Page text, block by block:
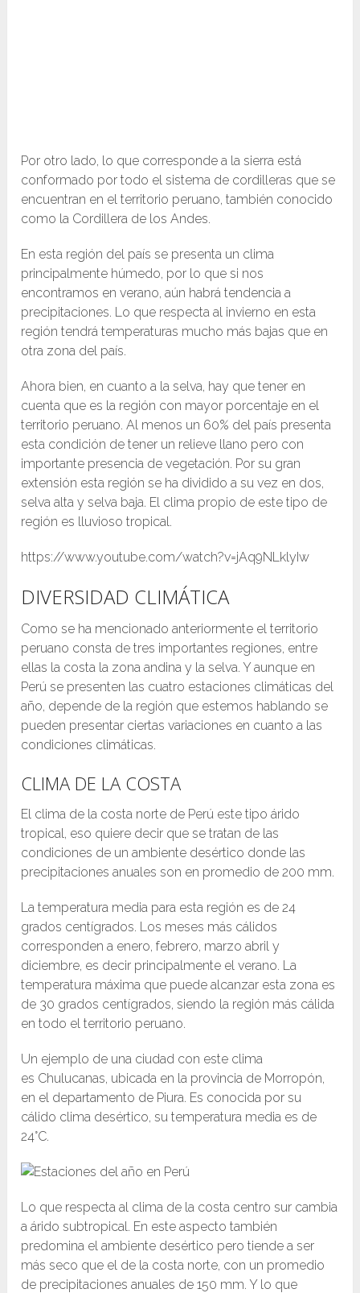
Por otro lado, lo que corresponde a la sierra está
conformado por todo el sistema de cordilleras que se
encuentran en el territorio peruano, también conocido
como la Cordillera de los Andes.
En esta región del país se presenta un clima
principalmente húmedo, por lo que si nos
encontramos en verano, aún habrá tendencia a
precipitaciones. Lo que respecta al invierno en esta
región tendrá temperaturas mucho más bajas que en
otra zona del país.
Ahora bien, en cuanto a la selva, hay que tener en
cuenta que es la región con mayor porcentaje en el
territorio peruano. Al menos un 60% del país presenta
esta condición de tener un relieve llano pero con
importante presencia de vegetación. Por su gran
extensión esta región se ha dividido a su vez en dos,
selva alta y selva baja. El clima propio de este tipo de
región es lluvioso tropical.
https://www.youtube.com/watch?v=jAq9NLklyIw
DIVERSIDAD CLIMÁTICA
Como se ha mencionado anteriormente el territorio
peruano consta de tres importantes regiones, entre
ellas la costa la zona andina y la selva. Y aunque en
Perú se presenten las cuatro estaciones climáticas del
año, depende de la región que estemos hablando se
pueden presentar ciertas variaciones en cuanto a las
condiciones climáticas.
CLIMA DE LA COSTA
El clima de la costa norte de Perú este tipo árido
tropical, eso quiere decir que se tratan de las
condiciones de un ambiente desértico donde las
precipitaciones anuales son en promedio de 200 mm.
La temperatura media para esta región es de 24
grados centígrados. Los meses más cálidos
corresponden a enero, febrero, marzo abril y
diciembre, es decir principalmente el verano. La
temperatura máxima que puede alcanzar esta zona es
de 30 grados centígrados, siendo la región más cálida
en todo el territorio peruano.
Un ejemplo de una ciudad con este clima
es Chulucanas, ubicada en la provincia de Morropón,
en el departamento de Piura. Es conocida por su
cálido clima desértico, su temperatura media es de
24°C.
Lo que respecta al clima de la costa centro sur cambia
a árido subtropical. En este aspecto también
predomina el ambiente desértico pero tiende a ser
más seco que el de la costa norte, con un promedio
de precipitaciones anuales de 150 mm. Y lo que